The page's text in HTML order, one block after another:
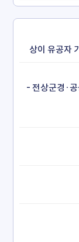
상이 유공자
- 전상군경·
* 439,700